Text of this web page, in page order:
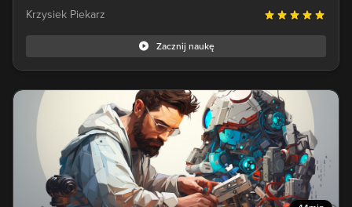
Krzysiek Piekarz
Zacznij naukę